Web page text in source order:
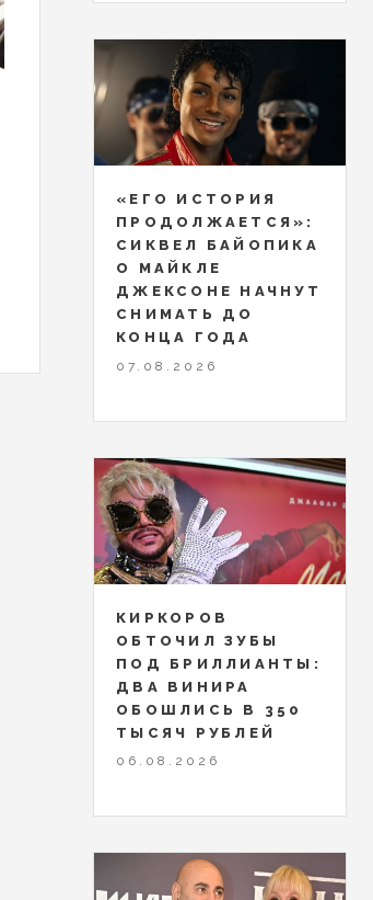
«ЕГО ИСТОРИЯ
ПРОДОЛЖАЕТСЯ»:
СИКВЕЛ БАЙОПИКА
О МАЙКЛЕ
ДЖЕКСОНЕ НАЧНУТ
СНИМАТЬ ДО
КОНЦА ГОДА
07.08.2026
КИРКОРОВ
ОБТОЧИЛ ЗУБЫ
ПОД БРИЛЛИАНТЫ:
ДВА ВИНИРА
ОБОШЛИСЬ В 350
ТЫСЯЧ РУБЛЕЙ
06.08.2026